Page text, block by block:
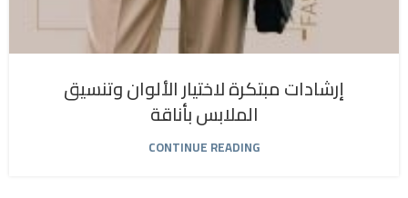
إرشادات مبتكرة لاختيار الألوان وتنسيق
الملابس بأناقة
CONTINUE READING